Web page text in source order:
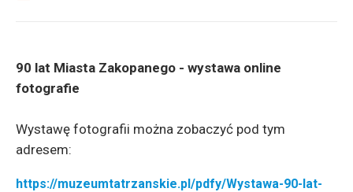
90 lat Miasta Zakopanego - wystawa online
fotografie
Wystawę fotografii można zobaczyć pod tym
adresem:
https://muzeumtatrzanskie.pl/pdfy/Wystawa-90-lat-